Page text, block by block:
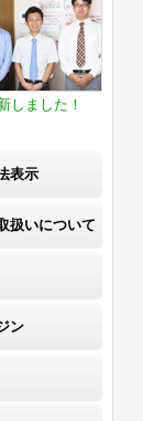
しました！
表示
扱いについて
ン